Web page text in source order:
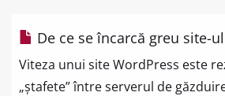
De ce se încarcă greu site-
Viteza unui site WordPress este
„ștafete” între serverul de